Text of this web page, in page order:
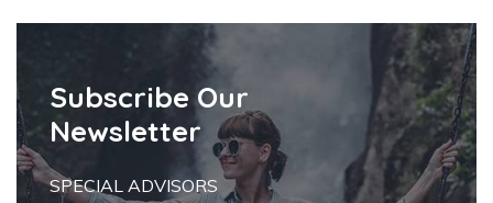
Subscribe Our
Newsletter
SPECIAL ADVISORS